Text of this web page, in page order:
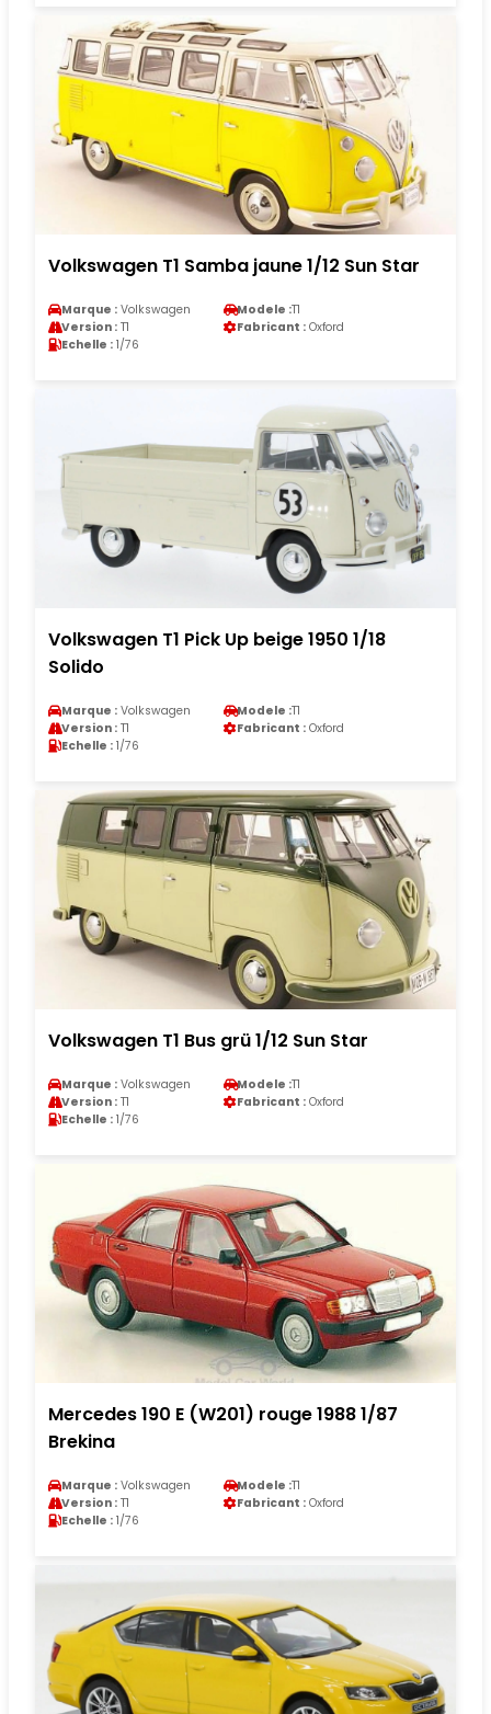
Volkswagen T1 Samba jaune 1/12 Sun Star
Marque : Volkswagen Modele :T1
Version : T1 Fabricant : Oxford
Echelle : 1/76
Volkswagen T1 Pick Up beige 1950 1/18
Solido
Marque : Volkswagen Modele :T1
Version : T1 Fabricant : Oxford
Echelle : 1/76
Volkswagen T1 Bus grü 1/12 Sun Star
Marque : Volkswagen Modele :T1
Version : T1 Fabricant : Oxford
Echelle : 1/76
Mercedes 190 E (W201) rouge 1988 1/87
Brekina
Marque : Volkswagen Modele :T1
Version : T1 Fabricant : Oxford
Echelle : 1/76